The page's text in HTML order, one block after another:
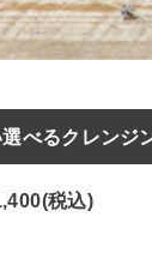
べるクレンジン
税込)